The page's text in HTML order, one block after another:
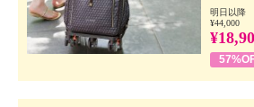
明日以降
¥44,000